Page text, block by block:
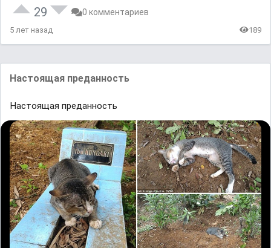
29 0 комментариев
5 лет назад 189
Настоящая преданность
Настоящая преданность